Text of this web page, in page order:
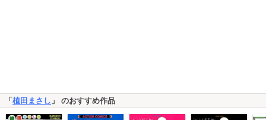
「植田まさし 」 のおすすめ作品